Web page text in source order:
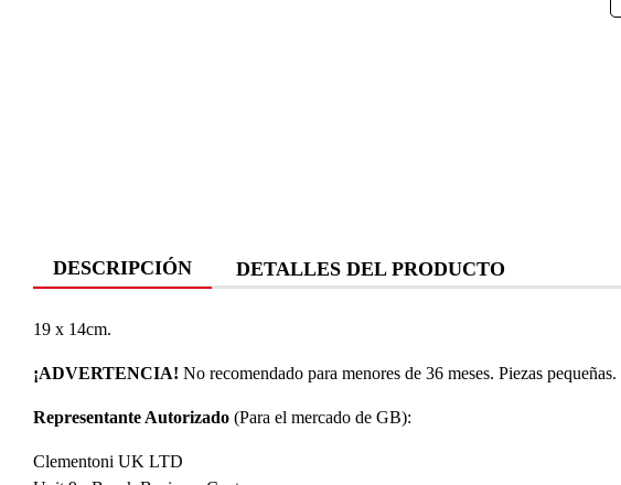
DESCRIPCIÓN DETALLES DEL PRODUCTO
19 x 14cm.
¡ADVERTENCIA! No recomendado para menores de 36 meses. Piezas
Representante Autorizado (Para el mercado de GB):
Clementoni UK LTD